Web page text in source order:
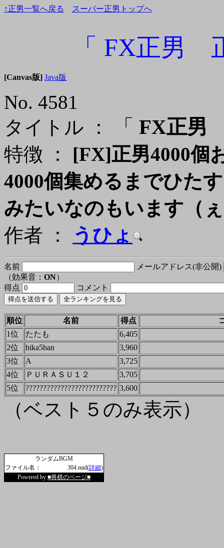
↑正男一覧へ戻る スーパー正男トップへ
「 FX正男
[Canvas版] Java版
No. 4581
タイトル ：
「 FX正男
特徴 ： [FX]正男4000個
4000個集めるまでひた
みたいなのもいます（ぇ
作者 ：
うひょ
名前
メールアドレス(非公開)
（効果音： ON）
得点
コメント
順位 名前 得点
1位
たたも
6,405
2位
hika5ban
3,960
3位
A
3,725
4位
ＰＵＲＡＳＵ１２
3,705
5位
?????????????????????????? 3,600
（ベスト５のみ表示）
ランダムBGM
ファイル名：
304.mid(詳細)
Powered by ■将棋のページ■